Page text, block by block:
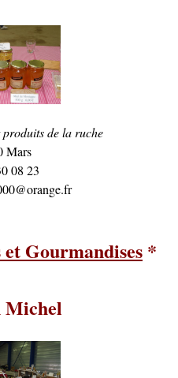
de la ruche
Mars
08 23
Gourmandises *
Michel